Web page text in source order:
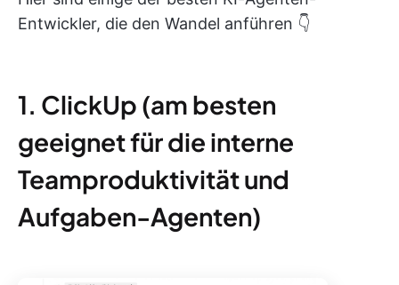
Entwickler, die den Wandel anführen 👇
1. ClickUp (am besten
geeignet für die interne
Teamproduktivität und
Aufgaben-Agenten)